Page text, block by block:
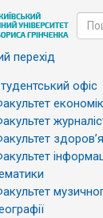
перехід
офіс